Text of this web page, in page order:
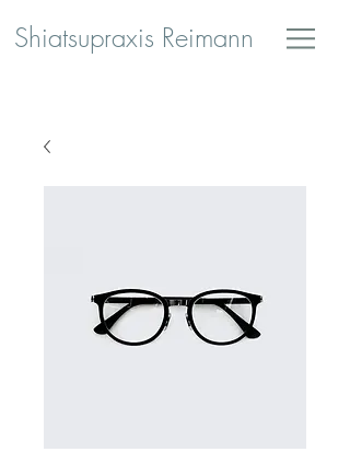
Shiatsupraxis Reimann